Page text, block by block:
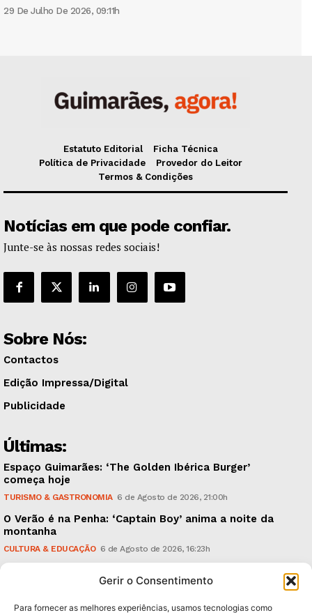
Gerir o Consentimento
Para fornecer as melhores experiências, usamos tecnologias como
29 De Julho De 2026, 09:11h
Estatuto Editorial
Ficha Técnica
Política de Privacidade
Provedor do Leitor
Termos & Condições
Notícias em que pode confiar.
Junte-se às nossas redes sociais!
Sobre Nós:
Contactos
Edição Impressa/Digital
Publicidade
Últimas:
Espaço Guimarães: ‘The Golden Ibérica Burger’
começa hoje
TURISMO & GASTRONOMIA 6 de Agosto de 2026, 21:00h
O Verão é na Penha: ‘Captain Boy’ anima a noite da
montanha
CULTURA & EDUCAÇÃO 6 de Agosto de 2026, 16:23h
em causa”, garante Ricardo Araújo